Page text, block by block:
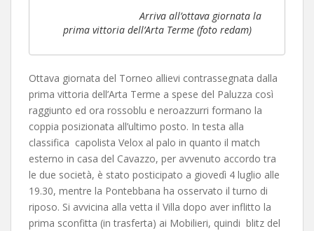
Arriva all’ottava giornata la
prima vittoria dell’Arta Terme (foto redam)
Ottava giornata del Torneo allievi contrassegnata dalla
prima vittoria dell’Arta Terme a spese del Paluzza così
raggiunto ed ora rossoblu e neroazzurri formano la
coppia posizionata all’ultimo posto. In testa alla
classifica capolista Velox al palo in quanto il match
esterno in casa del Cavazzo, per avvenuto accordo tra
le due società, è stato posticipato a giovedì 4 luglio alle
19.30, mentre la Pontebbana ha osservato il turno di
riposo. Si avvicina alla vetta il Villa dopo aver inflitto la
prima sconfitta (in trasferta) ai Mobilieri, quindi blitz del